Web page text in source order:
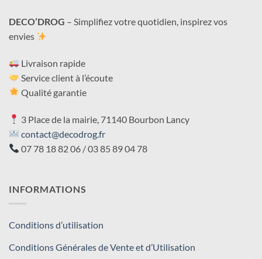
DECO’DROG – Simplifiez votre quotidien, inspirez vos
envies
Livraison rapide
Service client à l’écoute
Qualité garantie
3 Place de la mairie, 71140 Bourbon Lancy
contact@decodrog.fr
07 78 18 82 06 / 03 85 89 04 78
INFORMATIONS
Conditions d’utilisation
Conditions Générales de Vente et d’Utilisation